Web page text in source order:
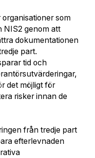
som
NIS2 genom att
dokumentationen
part.
tid och
det möjligt för
risker innan de
från tredje part
efterlevnaden